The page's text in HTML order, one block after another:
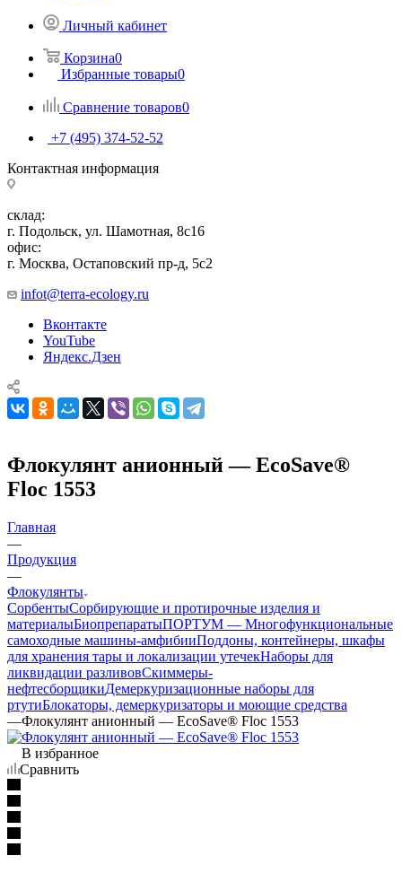
Личный кабинет
Корзина0
Избранные товары0
Сравнение товаров0
+7 (495) 374-52-52
Контактная информация
склад:
г. Подольск, ул. Шамотная, 8с16
офис:
г. Москва, Остаповский пр-д, 5с2
infot@terra-ecology.ru
Вконтакте
YouTube
Яндекс.Дзен
Флокулянт анионный — EcoSave®
Floc 1553
Главная
—
Продукция
—
Флокулянты
СорбентыСорбирующие и протирочные изделия и
материалыБиопрепаратыПОРТУМ — Многофункциональные
самоходные машины-амфибииПоддоны, контейнеры, шкафы
для хранения тары и локализации утечекНаборы для
ликвидации разливовСкиммеры-
нефтесборщикиДемеркуризационные наборы для
ртутиБлокаторы, демеркуризаторы и моющие средства
—Флокулянт анионный — EcoSave® Floc 1553
В избранное
Сравнить